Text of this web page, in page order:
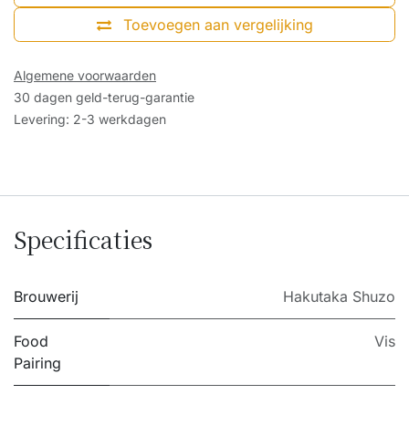
Toevoegen aan vergelijking
Algemene voorwaarden
30 dagen geld-terug-garantie
Levering: 2-3 werkdagen
Specificaties
Brouwerij Hakutaka Shuzo
Food
Pairing
Vis